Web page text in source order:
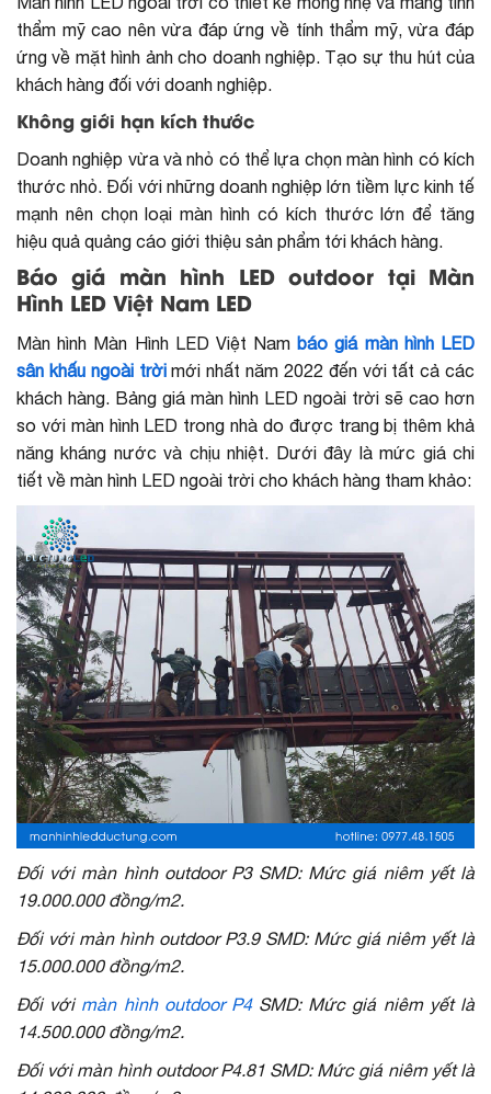
thẩm mỹ cao nên vừa đáp ứng về tính thẩm mỹ, vừa đáp
ứng về mặt hình ảnh cho doanh nghiệp. Tạo sự thu hút của
khách hàng đối với doanh nghiệp.
Không giới hạn kích thước
Doanh nghiệp vừa và nhỏ có thể lựa chọn màn hình có kích
thước nhỏ. Đối với những doanh nghiệp lớn tiềm lực kinh tế
mạnh nên chọn loại màn hình có kích thước lớn để tăng
hiệu quả quảng cáo giới thiệu sản phẩm tới khách hàng.
Báo giá màn hình LED outdoor tại Màn
Hình LED Việt Nam LED
Màn hình Màn Hình LED Việt Nambáo giá màn hình LED
sân khấu ngoài trờimới nhất năm 2022 đến với tất cả các
khách hàng. Bảng giá màn hình LED ngoài trời sẽ cao hơn
so với màn hình LED trong nhà do được trang bị thêm khả
năng kháng nước và chịu nhiệt. Dưới đây là mức giá chi
tiết về màn hình LED ngoài trời cho khách hàng tham khảo:
Đối với màn hình outdoor P3 SMD: Mức giá niêm yết là
19.000.000 đồng/m2.
Đối với màn hình outdoor P3.9 SMD: Mức giá niêm yết là
15.000.000 đồng/m2.
Đối với màn hình outdoor P4SMD: Mức giá niêm yết là
14.500.000 đồng/m2.
Đối với màn hình outdoor P4.81 SMD: Mức giá niêm yết là